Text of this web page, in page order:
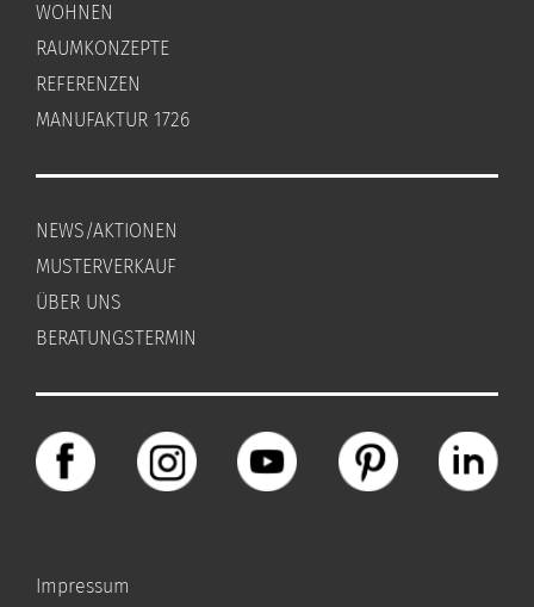
WOHNEN
RAUMKONZEPTE
REFERENZEN
MANUFAKTUR 1726
NEWS/AKTIONEN
MUSTERVERKAUF
ÜBER UNS
BERATUNGSTERMIN
Impressum